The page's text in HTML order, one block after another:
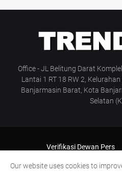
Office - JL Belitung Darat
Lantai 1 RT 18 RW 2,
Banjarmasin Barat, Kota
Selatan
Verifikasi Dewan Pers
SOP
Our website uses cookies to